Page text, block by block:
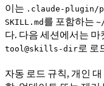
이는 .claude-plugin/
SKILL.md 를 포함하는
다. 다음 세션에서는
tool@skills-dir로 로
자동 로드 규칙, 개인